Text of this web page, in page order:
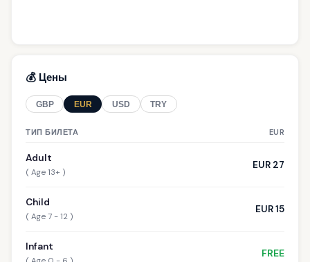
💰 Цены
GBP EUR USD TRY
ТИП БИЛЕТА EUR
Adult
( Age 13+ )
EUR 27
Child
( Age 7 - 12 )
EUR 15
Infant
FREE